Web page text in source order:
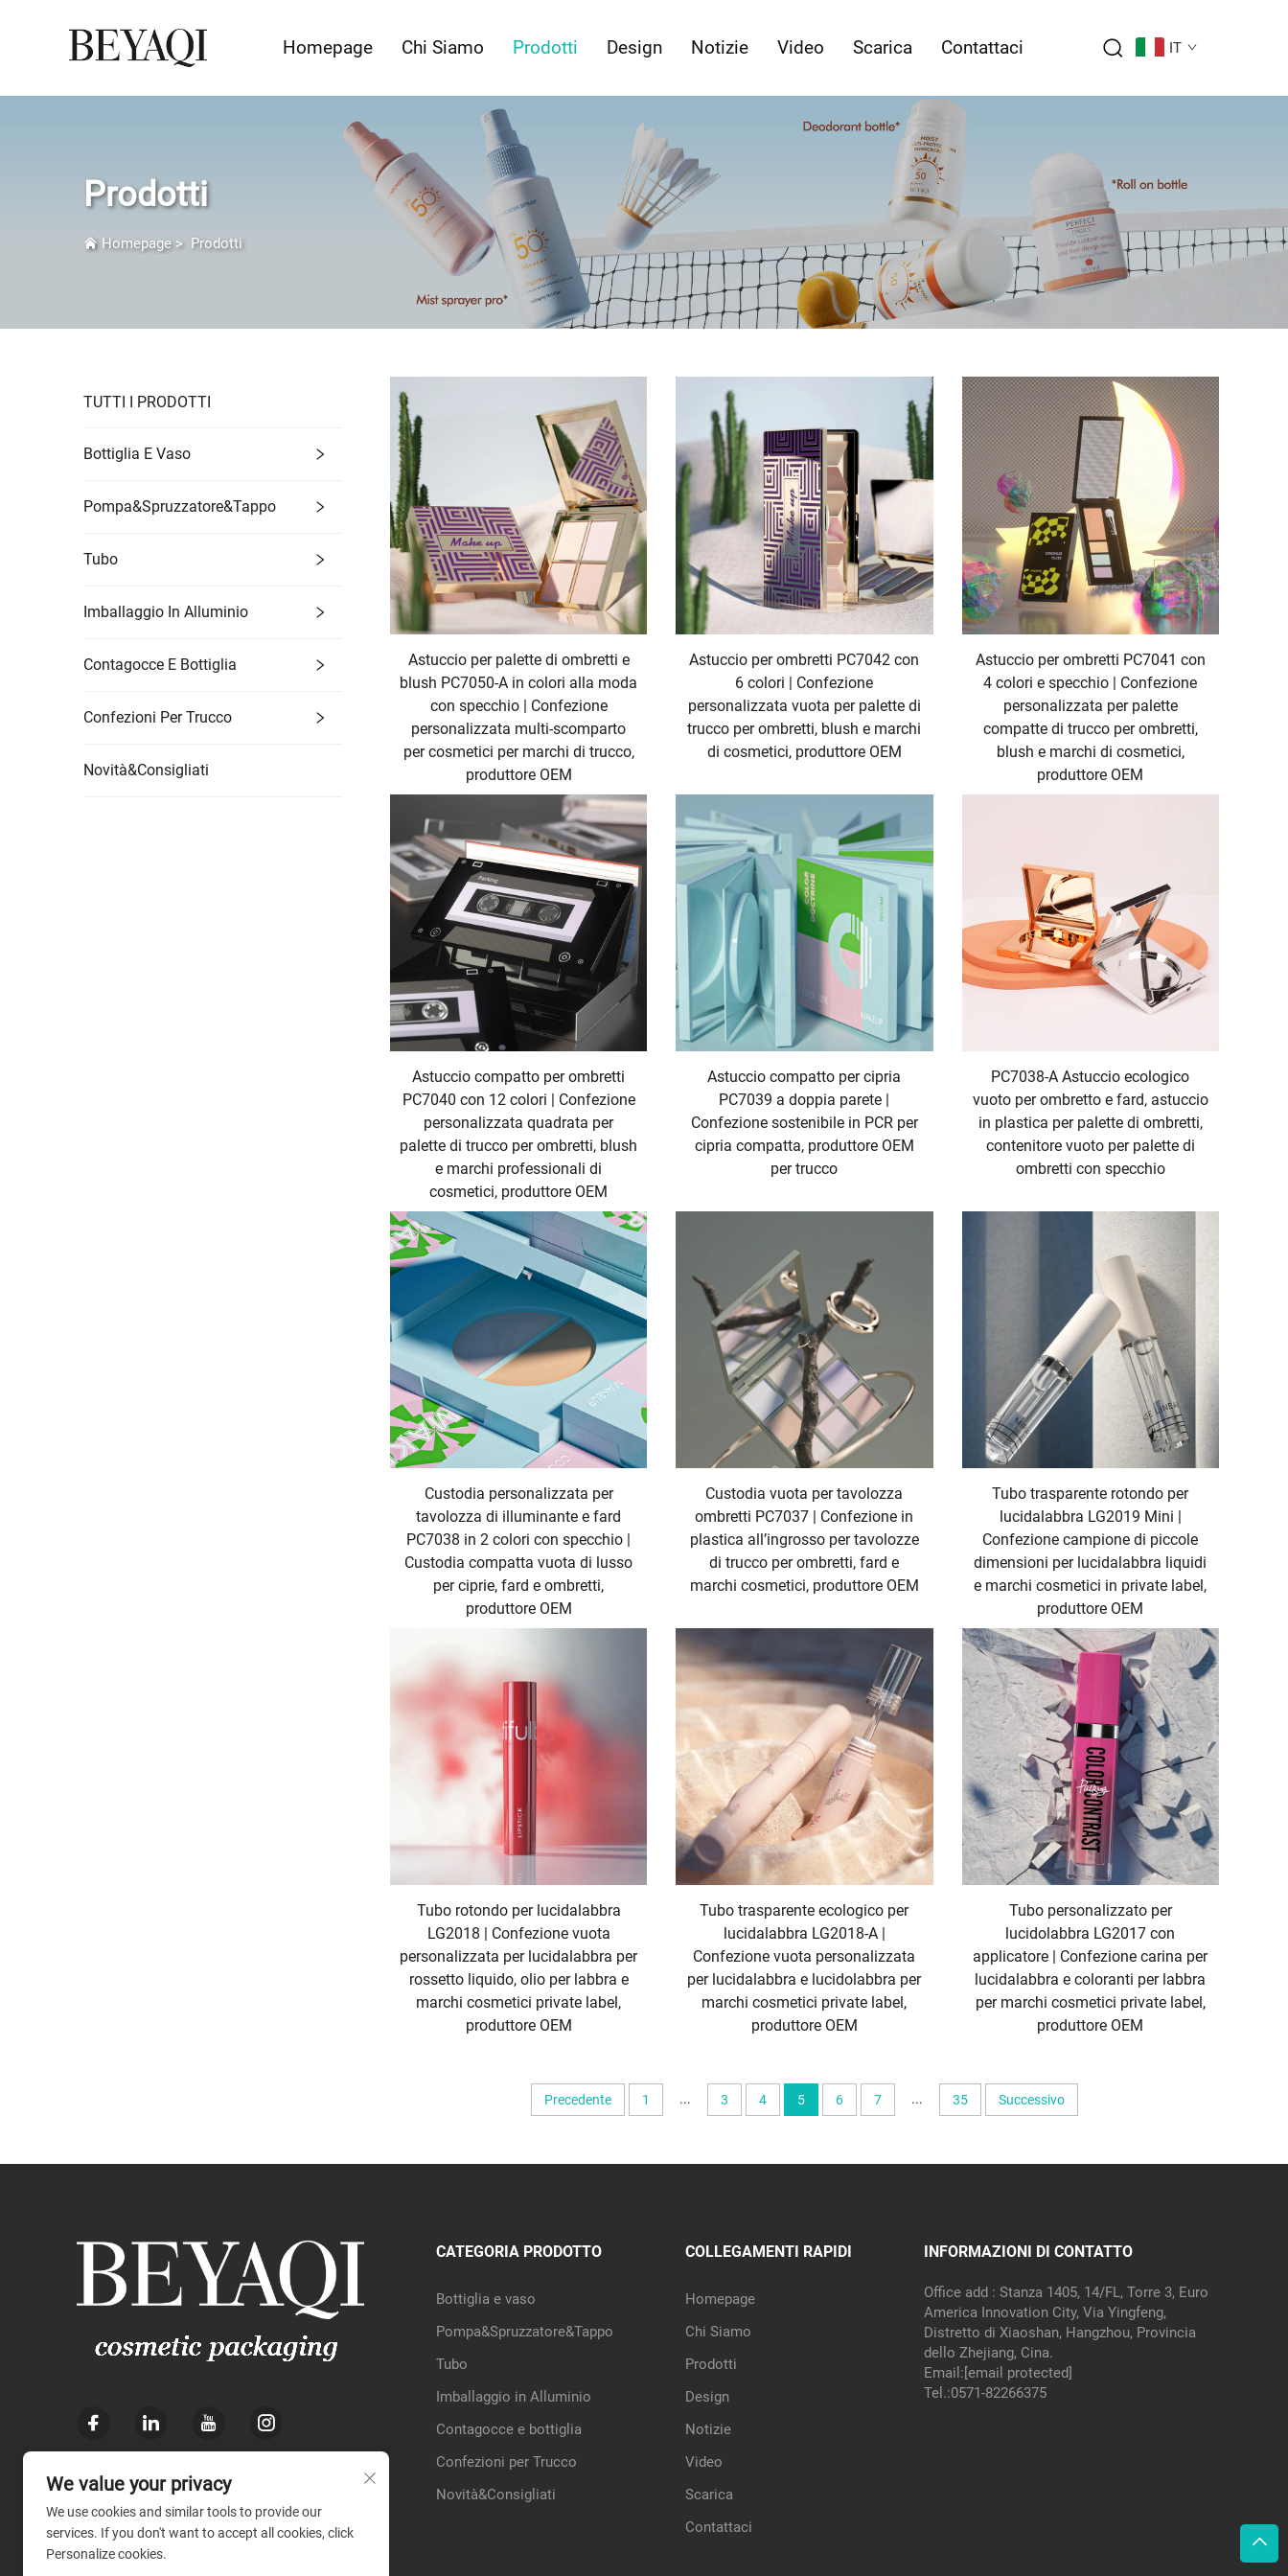
Homepage Chi Siamo Prodotti Design Notizie Video Scarica Contattaci IT
Prodotti
Homepage> Prodotti
TUTTI I PRODOTTI
Bottiglia E Vaso
Pompa&Spruzzatore&Tappo
Tubo
Imballaggio In Alluminio
Contagocce E Bottiglia
Confezioni Per Trucco
Novità&Consigliati
Astuccio per palette di ombretti e
blush PC7050-A in colori alla moda
con specchio | Confezione
personalizzata multi-scomparto
per cosmetici per marchi di trucco,
produttore OEM
Astuccio per ombretti PC7042 con
6 colori | Confezione
personalizzata vuota per palette di
trucco per ombretti, blush e marchi
di cosmetici, produttore OEM
Astuccio per ombretti PC7041 con
4 colori e specchio | Confezione
personalizzata per palette
compatte di trucco per ombretti,
blush e marchi di cosmetici,
produttore OEM
Astuccio compatto per ombretti
PC7040 con 12 colori | Confezione
personalizzata quadrata per
palette di trucco per ombretti, blush
e marchi professionali di
cosmetici, produttore OEM
Astuccio compatto per cipria
PC7039 a doppia parete |
Confezione sostenibile in PCR per
cipria compatta, produttore OEM
per trucco
PC7038-A Astuccio ecologico
vuoto per ombretto e fard, astuccio
in plastica per palette di ombretti,
contenitore vuoto per palette di
ombretti con specchio
Custodia personalizzata per
tavolozza di illuminante e fard
PC7038 in 2 colori con specchio |
Custodia compatta vuota di lusso
per ciprie, fard e ombretti,
produttore OEM
Custodia vuota per tavolozza
ombretti PC7037 | Confezione in
plastica all’ingrosso per tavolozze
di trucco per ombretti, fard e
marchi cosmetici, produttore OEM
Tubo trasparente rotondo per
lucidalabbra LG2019 Mini |
Confezione campione di piccole
dimensioni per lucidalabbra liquidi
e marchi cosmetici in private label,
produttore OEM
Tubo rotondo per lucidalabbra
LG2018 | Confezione vuota
personalizzata per lucidalabbra per
rossetto liquido, olio per labbra e
marchi cosmetici private label,
produttore OEM
Tubo trasparente ecologico per
lucidalabbra LG2018-A |
Confezione vuota personalizzata
per lucidalabbra e lucidolabbra per
marchi cosmetici private label,
produttore OEM
Tubo personalizzato per
lucidolabbra LG2017 con
applicatore | Confezione carina per
lucidalabbra e coloranti per labbra
per marchi cosmetici private label,
produttore OEM
Precedente 1 ... 3 4 5 6 7 ... 35 Successivo
CATEGORIA PRODOTTO
Bottiglia e vaso
Pompa&Spruzzatore&Tappo
Tubo
Imballaggio in Alluminio
Contagocce e bottiglia
Confezioni per Trucco
Novità&Consigliati
COLLEGAMENTI RAPIDI
Homepage
Chi Siamo
Prodotti
Design
Notizie
Video
Scarica
Contattaci
INFORMAZIONI DI CONTATTO
Office add : Stanza 1405, 14/FL, Torre 3, Euro
America Innovation City, Via Yingfeng,
Distretto di Xiaoshan, Hangzhou, Provincia
dello Zhejiang, Cina.
Email: [email protected]
Tel.:0571-82266375
We value your privacy
We use cookies and similar tools to provide our
services. If you don't want to accept all cookies, click
Personalize cookies.